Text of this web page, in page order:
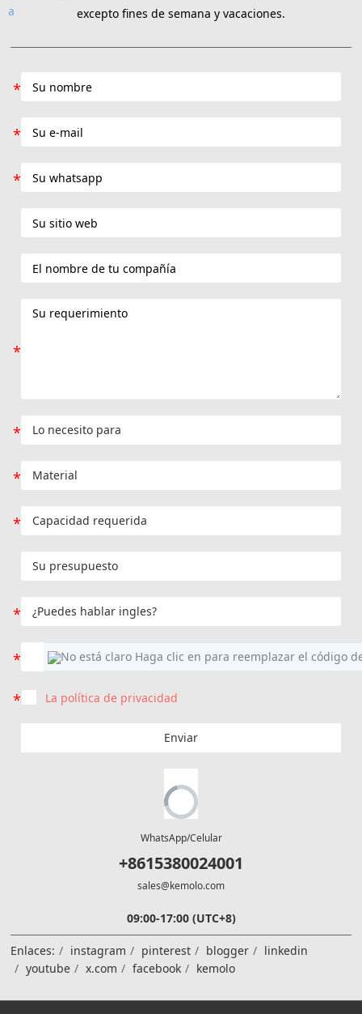
excepto fines de semana y vacaciones.
La política de privacidad
Enviar
WhatsApp/Celular
+8615380024001
sales@kemolo.com
09:00-17:00 (UTC+8)
Enlaces: instagram pinterest blogger
linkedin
youtube
x.com facebook kemolo